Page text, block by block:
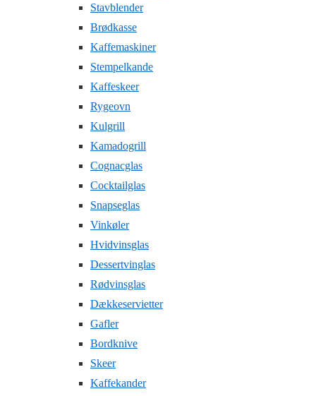
Stavblender
Brødkasse
Kaffemaskiner
Stempelkande
Kaffeskeer
Rygeovn
Kulgrill
Kamadogrill
Cognacglas
Cocktailglas
Snapseglas
Vinkøler
Hvidvinsglas
Dessertvinglas
Rødvinsglas
Dækkeservietter
Gafler
Bordknive
Skeer
Kaffekander